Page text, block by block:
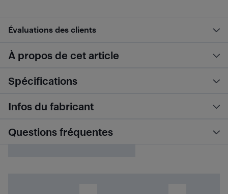
Évaluations des clients
À propos de cet article
Spécifications
Infos du fabricant
Questions fréquentes